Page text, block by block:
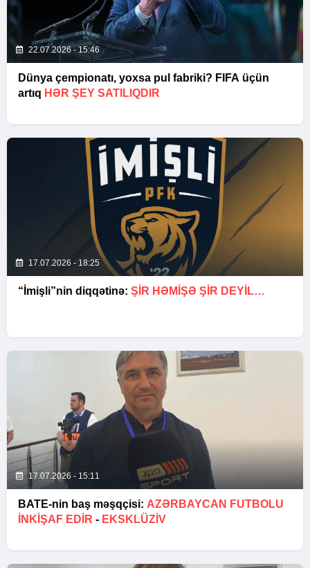
22.07.2026 - 15:46
Dünya çempionatı, yoxsa pul fabriki? FIFA üçün
artıq HƏR ŞEY SATILIQDIR
17.07.2026 - 18:25
“İmişli”nin diqqətinə: ŞIR HƏMIŞƏ ŞIR DEYIL…
17.07.2026 - 15:11
BATE-nin baş məşqçisi: AZƏRBAYCAN FUTBOLU
INKIŞAF EDIR - EKSKLÜZİV